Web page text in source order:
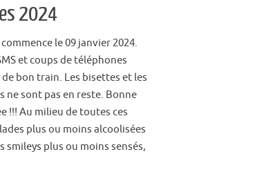
2024
le 09 janvier 2024.
et coups de téléphones
bon train. Les bisettes et les
ne sont pas en reste. Bonne
!!! Au milieu de toutes ces
plus ou moins alcoolisées
smileys plus ou moins sensés,